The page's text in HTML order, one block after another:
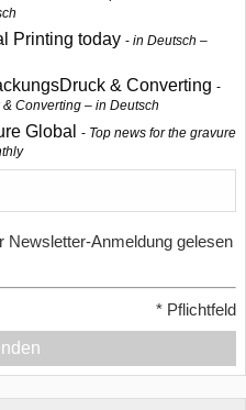
Printing today
in Deutsch –
& Converting
Converting – in Deutsch
Global
Top news for the gravure
Newsletter-Anmeldung gelesen
* Pflichtfeld